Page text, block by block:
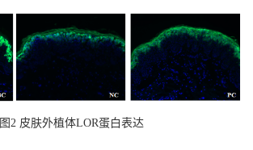
图2 皮肤外植体LOR蛋白表达